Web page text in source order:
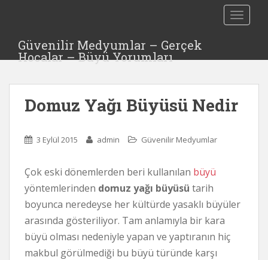
t
Güvenilir Medyumlar – Gerçek
Hocalar – Büyü Yorumları
Domuz Yağı Büyüsü Nedir
3 Eylül 2015 admin Güvenilir Medyumlar
Çok eski dönemlerden beri kullanılan büyü
yöntemlerinden domuz yağı büyüsü tarih
boyunca neredeyse her kültürde yasaklı büyüler
arasında gösteriliyor. Tam anlamıyla bir kara
büyü olması nedeniyle yapan ve yaptıranın hiç
makbul görülmediği bu büyü türünde karşı